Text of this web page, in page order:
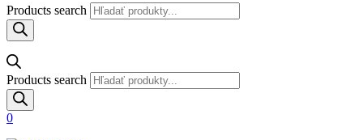
Products search
Products search
0